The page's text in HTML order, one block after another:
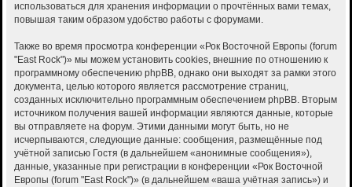
использоваться для хранения информации о прочтённых вами темах,
повышая таким образом удобство работы с форумами.
Также во время просмотра конференции «Рок Восточной Европы (forum
"East Rock")» мы можем установить cookies, внешние по отношению к
программному обеспечению phpBB, однако они выходят за рамки этого
документа, целью которого является рассмотрение страниц,
созданных исключительно программным обеспечением phpBB. Вторым
источником получения вашей информации являются данные, которые
вы отправляете на форум. Этими данными могут быть, но не
исчерпываются, следующие данные: сообщения, размещённые под
учётной записью Гостя (в дальнейшем «анонимные сообщения»),
данные, указанные при регистрации в конференции «Рок Восточной
Европы (forum "East Rock")» (в дальнейшем «ваша учётная запись») и